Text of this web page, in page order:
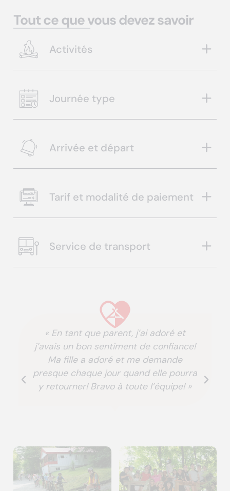
Tout ce que vous devez savoir
Activités
Journée type
Arrivée et départ
Tarif et modalité de paiement
Service de transport
« En tant que parent, j’ai adoré et
j’avais un bon sentiment de confiance!
Ma fille a adoré et me demande
presque chaque jour quand elle pourra
y retourner! Bravo à toute l’équipe! »